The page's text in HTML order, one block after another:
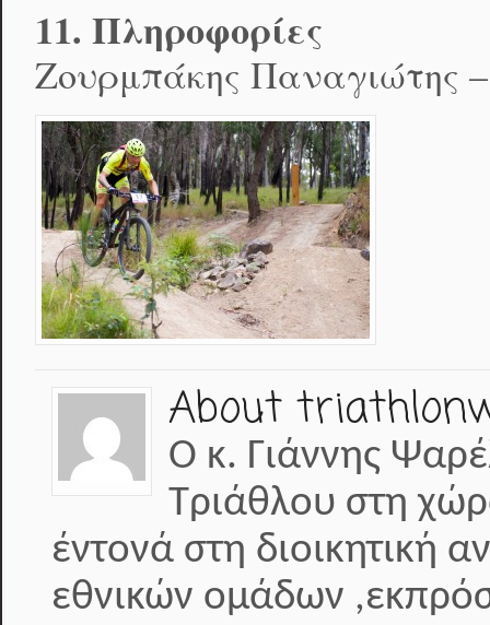
11. Πληροφορίες
Ζουρμπάκης Παναγιώτης –
About
Ο κ. Γιάννης
Τριάθλου στη
έντονά στη διοικητική
εθνικών ομάδων